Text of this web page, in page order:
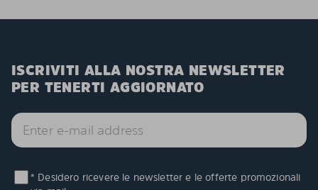
ISCRIVITI ALLA NOSTRA NEWSLETTER
PER TENERTI AGGIORNATO
* Desidero ricevere le newsletter e le offerte promozionali